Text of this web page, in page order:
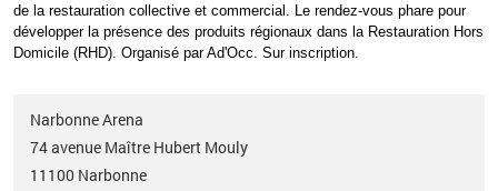
de la restauration collective et commercial. Le rendez-vous phare pour
développer la présence des produits régionaux dans la Restauration Hors
Domicile (RHD). Organisé par Ad'Occ. Sur inscription.
Narbonne Arena
74 avenue Maître Hubert Mouly
11100 Narbonne